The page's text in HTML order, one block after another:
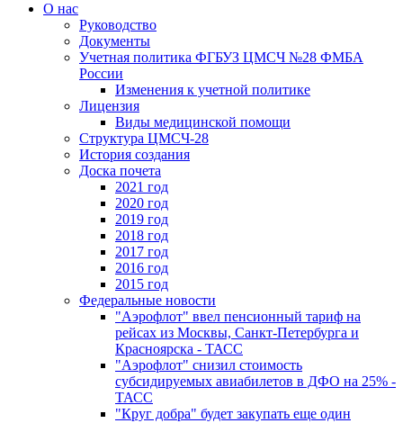
О нас
Руководство
Документы
Учетная политика ФГБУЗ ЦМСЧ №28 ФМБА
России
Изменения к учетной политике
Лицензия
Виды медицинской помощи
Структура ЦМСЧ-28
История создания
Доска почета
2021 год
2020 год
2019 год
2018 год
2017 год
2016 год
2015 год
Федеральные новости
"Аэрофлот" ввел пенсионный тариф на
рейсах из Москвы, Санкт-Петербурга и
Красноярска - ТАСС
"Аэрофлот" снизил стоимость
субсидируемых авиабилетов в ДФО на 25% -
ТАСС
"Круг добра" будет закупать еще один